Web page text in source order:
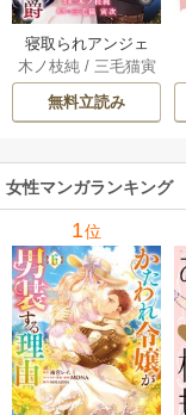
寝取られアンジェ
ニカと鬼畜伯爵
［ばら売り］ 14巻
木ノ枝純/ 三毛猫寅
次
無料立読み
女性マンガランキング
1位